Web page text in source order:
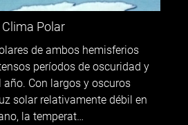
Clima Polar
de ambos hemisferios
períodos de oscuridad y
año. Con largos y oscuros
solar relativamente débil en
la temperat…